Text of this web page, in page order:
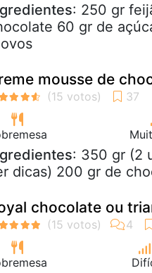
: 250 gr
60 gr de
mousse de
: 350 gr (2
dicas) 200 gr de
chocolate ou